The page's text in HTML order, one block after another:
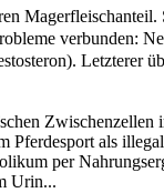
verbunden:
Letzterer
als
per
Urin...